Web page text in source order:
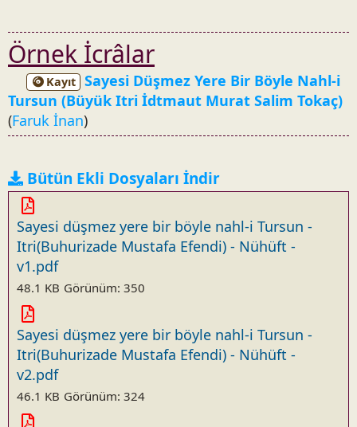
Örnek İcrâlar
Kayıt
Sayesi Düşmez Yere Bir Böyle Nahl-i
Tursun (Büyük Itri İdtmaut Murat Salim Tokaç)
(Faruk İnan)
Bütün Ekli Dosyaları İndir
Sayesi düşmez yere bir böyle nahl-i Tursun -
Itri(Buhurizade Mustafa Efendi) - Nühüft -
v1.pdf
48.1 KB Görünüm: 350
Sayesi düşmez yere bir böyle nahl-i Tursun -
Itri(Buhurizade Mustafa Efendi) - Nühüft -
v2.pdf
46.1 KB Görünüm: 324